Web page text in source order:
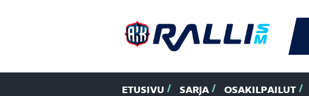
ETUSIVU SARJA OSAKILPAILUT